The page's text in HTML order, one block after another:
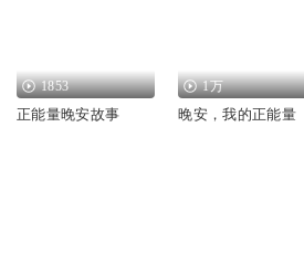
1853
正能量晚安故事
1万
晚安，我的正能量